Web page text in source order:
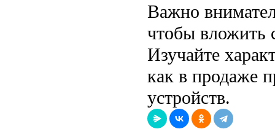
Важно
чтобы вложить
Изучайте
как в продаже
устройств.